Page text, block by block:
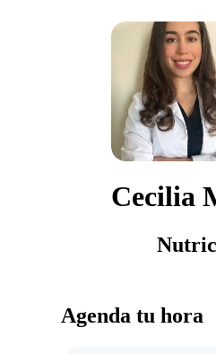
Cecilia
Agenda tu hora